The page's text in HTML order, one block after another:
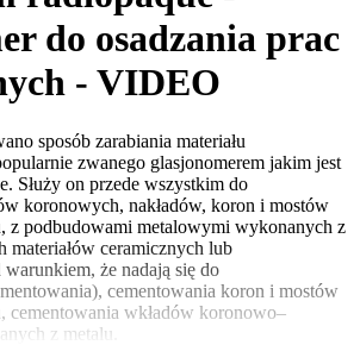
do osadzania prac
- VIDEO
sposób zarabiania materiału
zwanego glasjonomerem jakim jest
Służy on przede wszystkim do
koronowych, nakładów, koron i mostów
z podbudowami metalowymi wykonanych z
materiałów ceramicznych lub
że nadają się do
cementowania koron i mostów
cementowania wkładów koronowo–
z metalu.